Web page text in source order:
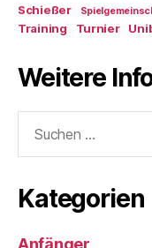
Schießer
Training
Turnier
Weitere
nach:
Kategorien
Anfänger